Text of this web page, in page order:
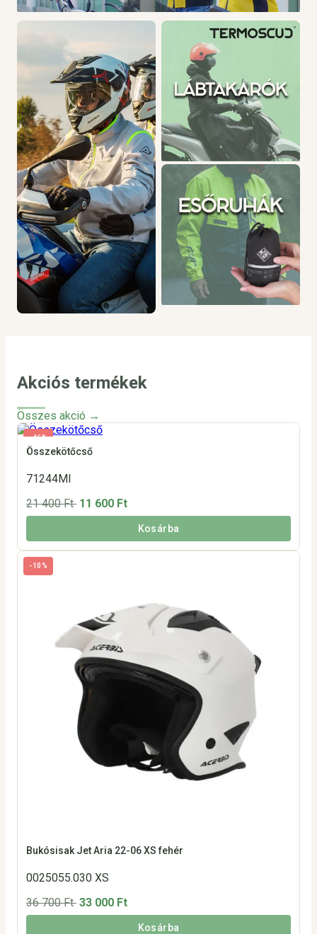
Akciós termékek
Összes akció →
-46%
Összekötőcső
71244MI
21 400 Ft 11 600 Ft
Kosárba
-10%
Bukósisak Jet Aria 22-06 XS fehér
0025055.030 XS
36 700 Ft 33 000 Ft
Kosárba